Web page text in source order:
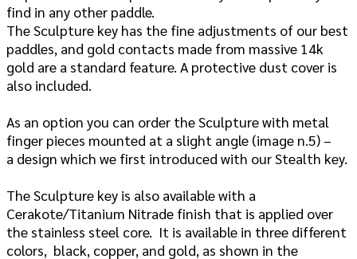
find in any other paddle.
The Sculpture key has the fine adjustments of our best
paddles, and gold contacts made from massive 14k
gold are a standard feature. A protective dust cover is
also included.
As an option you can order the Sculpture with metal
finger pieces mounted at a slight angle (image n.5) –
a design which we first introduced with our Stealth key.
The Sculpture key is also available with a
Cerakote/Titanium Nitrade finish that is applied over
the stainless steel core. It is available in three different
colors, black, copper, and gold, as shown in the